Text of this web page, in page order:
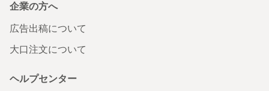
企業の方へ
広告出稿について
大口注文について
ヘルプセンター